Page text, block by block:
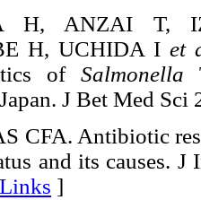
H, ANZAI T,
H, UCHIDA I et
of Salmonella
J Bet Med
CFA. Antibiotic
and its causes.
Links ]